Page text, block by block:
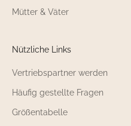
Mütter & Väter
Nützliche Links
Vertriebspartner werden
Häufig gestellte Fragen
Größentabelle